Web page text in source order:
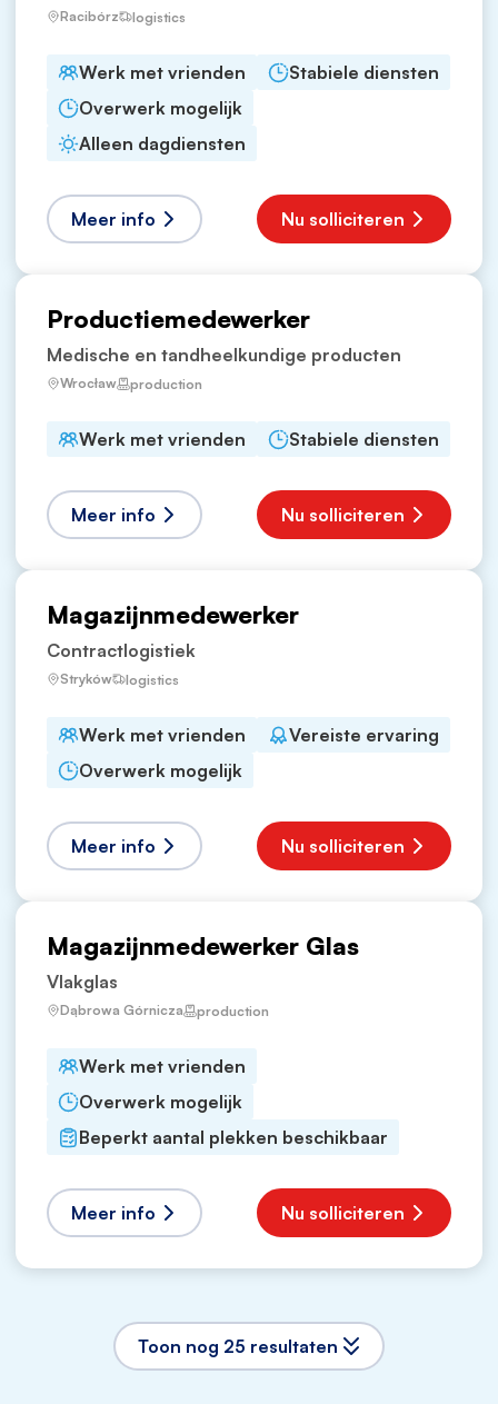
Racibórz logistics
Werk met vrienden
Stabiele diensten
Overwerk mogelijk
Alleen dagdiensten
Meer info Nu solliciteren
Productiemedewerker
Medische en tandheelkundige producten
Wrocław production
Werk met vrienden Stabiele diensten
Meer info Nu solliciteren
Magazijnmedewerker
Contractlogistiek
Stryków logistics
Werk met vrienden
Vereiste ervaring
Overwerk mogelijk
Meer info Nu solliciteren
Magazijnmedewerker Glas
Vlakglas
Dąbrowa Górnicza production
Werk met vrienden
Overwerk mogelijk
Beperkt aantal plekken beschikbaar
Meer info Nu solliciteren
Toon nog 25 resultaten